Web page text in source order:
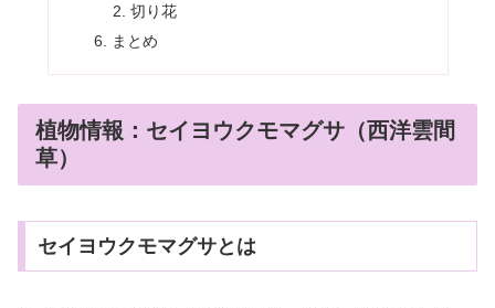
切り花
まとめ
植物情報：セイヨウクモマグサ（西洋雲間
草）
セイヨウクモマグサとは